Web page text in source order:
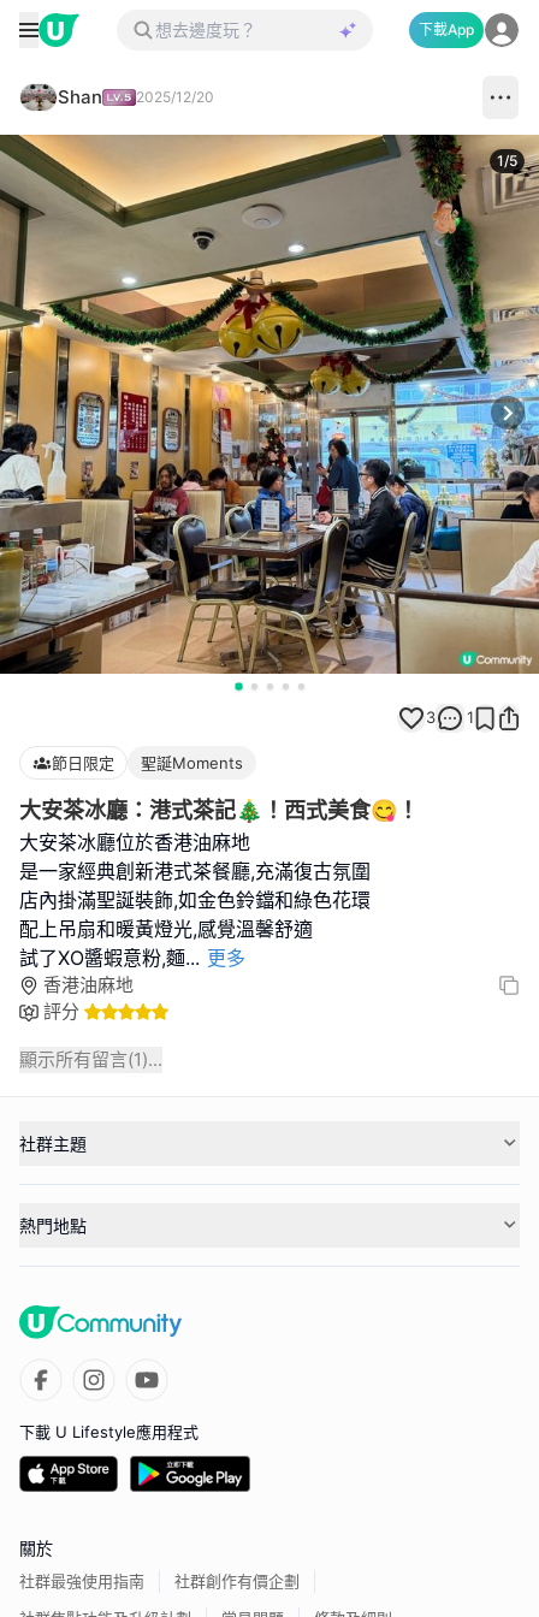
下載App
Shan 2025/12/20
1/5
3 1
節日限定 聖誕Moments
大安茶冰廳：港式茶記🎄！西式美食😋！
大安茶冰廳位於香港油麻地
是一家經典創新港式茶餐廳,充滿復古氛圍
店內掛滿聖誕裝飾,如金色鈴鐺和綠色花環
配上吊扇和暖黃燈光,感覺溫馨舒適
試了XO醬蝦意粉,麵... 更多
香港油麻地
評分
顯示所有留言(1)...
社群主題
熱門地點
下載 U Lifestyle應用程式
關於
社群最強使用指南
社群創作有價企劃